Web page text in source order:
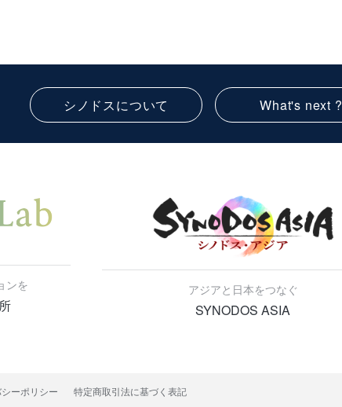
シノドスについて What's next ?
ンを アジアと日本をつなぐ
SYNODOS ASIA
ーポリシー 特定商取引法に基づく表記